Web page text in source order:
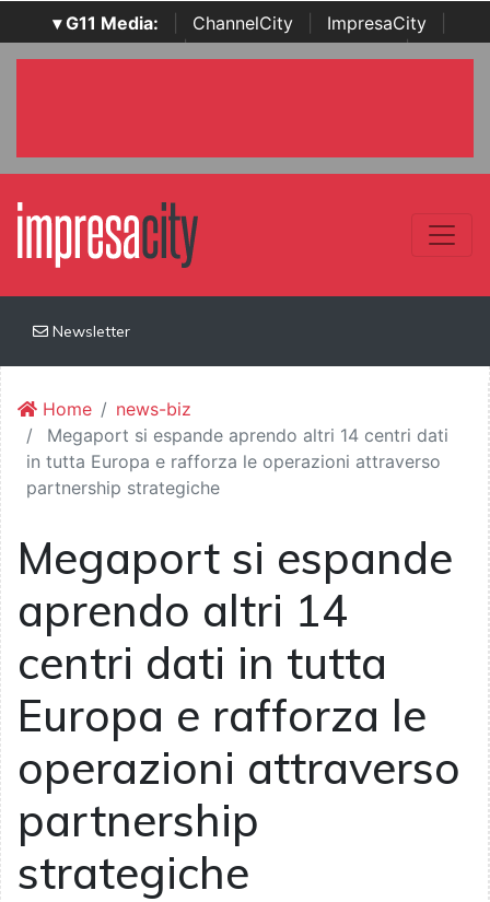
▾ G11 Media: ChannelCity ImpresaCity
SecurityOpenLab | Italian Channel Awards | Italian
Newsletter
Home
news-biz
Megaport si espande aprendo altri 14 centri dati
in tutta Europa e rafforza le operazioni attraverso
partnership strategiche
Megaport si espande
aprendo altri 14
centri dati in tutta
Europa e rafforza le
operazioni attraverso
partnership
strategiche